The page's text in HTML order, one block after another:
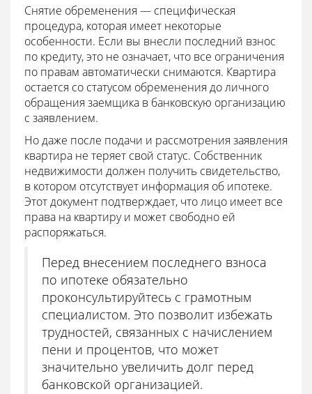
Снятие обременения — специфическая
процедура, которая имеет некоторые
особенности. Если вы внесли последний взнос
по кредиту, это не означает, что все ограничения
по правам автоматически снимаются. Квартира
остается со статусом обременения до личного
обращения заемщика в банковскую организацию
с заявлением.
Но даже после подачи и рассмотрения заявления
квартира не теряет свой статус. Собственник
недвижимости должен получить свидетельство,
в котором отсутствует информация об ипотеке.
Этот документ подтверждает, что лицо имеет все
права на квартиру и может свободно ей
распоряжаться.
Перед внесением последнего взноса
по ипотеке обязательно
проконсультируйтесь с грамотным
специалистом. Это позволит избежать
трудностей, связанных с начислением
пени и процентов, что может
значительно увеличить долг перед
банковской организацией.